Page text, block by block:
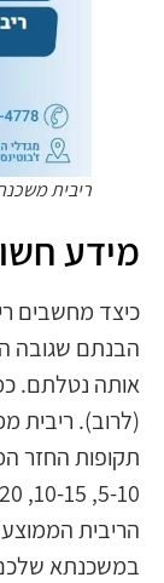
ריבית משכנתא
מידע
כיצד מחשבים
הבנתם שגובה
אותה נטלתם.
(לרוב). ריבית
הריבית הממוצעת
במשכנתא שלכם